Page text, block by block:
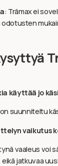
: Trämax ei
käyttää jo
on suunniteltu
vaikutus
vaaleus voi
jatkuvaa